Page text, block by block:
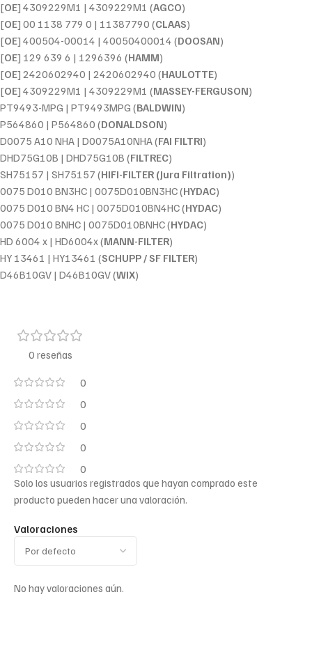
[OE] 4309229M1 | 4309229M1 (AGCO)
[OE] 00 1138 779 0 | 11387790 (CLAAS)
[OE] 400504-00014 | 40050400014 (DOOSAN)
[OE] 129 639 6 | 1296396 (HAMM)
[OE] 2420602940 | 2420602940 (HAULOTTE)
[OE] 4309229M1 | 4309229M1 (MASSEY-FERGUSON)
PT9493-MPG | PT9493MPG (BALDWIN)
P564860 | P564860 (DONALDSON)
D0075 A10 NHA | D0075A10NHA (FAI FILTRI)
DHD75G10B | DHD75G10B (FILTREC)
SH75157 | SH75157 (HIFI-FILTER (Jura Filtration))
0075 D010 BN3HC | 0075D010BN3HC (HYDAC)
0075 D010 BN4 HC | 0075D010BN4HC (HYDAC)
0075 D010 BNHC | 0075D010BNHC (HYDAC)
HD 6004 x | HD6004x (MANN-FILTER)
HY 13461 | HY13461 (SCHUPP / SF FILTER)
D46B10GV | D46B10GV (WIX)
0 reseñas
0
0
0
0
0
Valoraciones
No hay valoraciones aún.
Solo los usuarios registrados que hayan comprado este
producto pueden hacer una valoración.